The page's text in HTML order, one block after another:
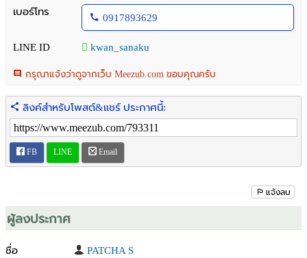
- พิพิธภัณฑ์สินามึระหว่างประเทศ 1กม.
- ตลาดสดบางเนียง 1.6กม.
- หาดบางสัก 12.5กม.
ต้องการพิกัดแผนที่ หรือ ข้อมูลเพิ่มเติม
แชท/โทร มาคุยได้
PATCHA : 091-7893629
Line :https://line.me/ti/p/PJC140n5G4
MAIL :Ddestinycontact@gmail.com
เบอร์โทร
0917893629
LINE ID kwan_sanaku
กรุณาแจ้งว่าดูจากเว็บ Meezub.com ขอบคุณครับ
ลิงค์สำหรับโพสต์&แชร์ ประกาศนี้:
FB LINE Email
แจ้งลบ
ผู้ลงประกาศ
ชื่อ
PATCHA S